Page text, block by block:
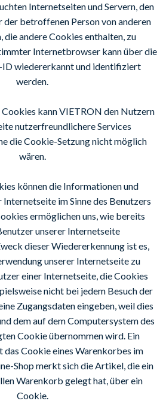
Internetseiten und Servern, den
betroffenen Person von anderen
andere Cookies enthalten, zu
Internetbrowser kann über die
wiedererkannt und identifiziert
werden.
Cookies kann VIETRON den Nutzern
nutzerfreundlichere Services
die Cookie-Setzung nicht möglich
wären.
können die Informationen und
im Sinne des Benutzers
ermöglichen uns, wie bereits
unserer Internetseite
dieser Wiedererkennung ist es,
unserer Internetseite zu
einer Internetseite, die Cookies
nicht bei jedem Besuch der
Zugangsdaten eingeben, weil dies
dem auf dem Computersystem des
Cookie übernommen wird. Ein
das Cookie eines Warenkorbes im
Shop merkt sich die Artikel, die ein
Warenkorb gelegt hat, über ein
Cookie.